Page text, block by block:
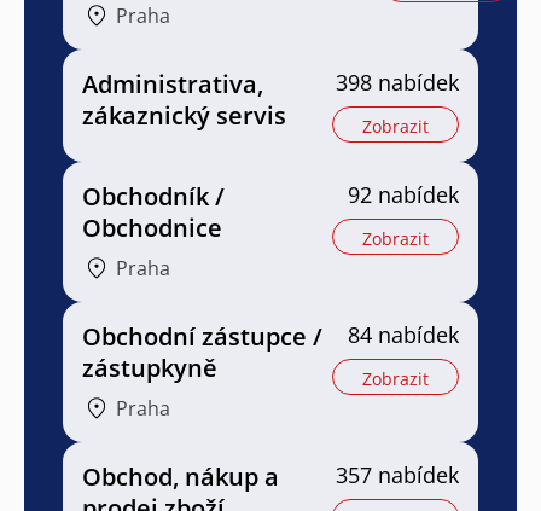
Praha
Administrativa,
zákaznický servis
398 nabídek
Zobrazit
Obchodník /
Obchodnice
Praha
92 nabídek
Zobrazit
Obchodní zástupce /
zástupkyně
Praha
84 nabídek
Zobrazit
Obchod, nákup a
357 nabídek